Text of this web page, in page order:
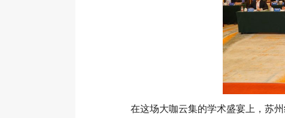
在这场大咖云集的学术盛宴上，苏